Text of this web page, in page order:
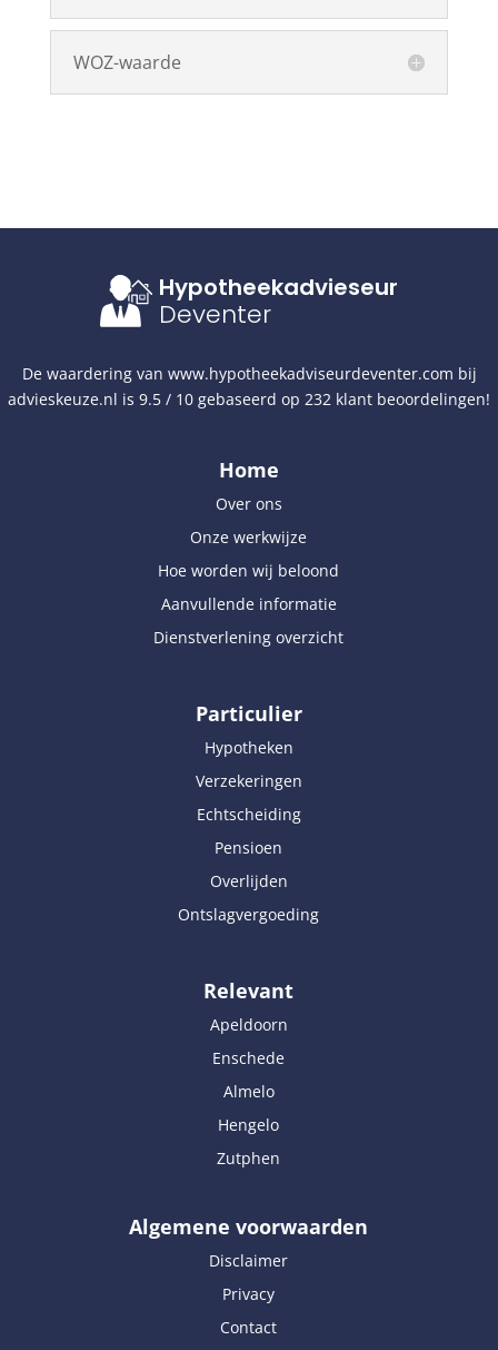
WOZ-waarde
Hypotheekadvieseur
Deventer
De waardering van www.hypotheekadviseurdeventer.com bij
advieskeuze.nl is 9.5 / 10 gebaseerd op 232 klant beoordelingen!
Home
Over ons
Onze werkwijze
Hoe worden wij beloond
Aanvullende informatie
Dienstverlening overzicht
Particulier
Hypotheken
Verzekeringen
Echtscheiding
Pensioen
Overlijden
Ontslagvergoeding
Relevant
Apeldoorn
Enschede
Almelo
Hengelo
Zutphen
Algemene voorwaarden
Disclaimer
Privacy
Contact